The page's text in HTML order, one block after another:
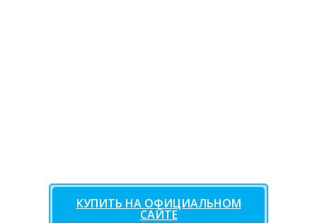
КУПИТЬ НА ОФИЦИАЛЬНОМ
САЙТЕ